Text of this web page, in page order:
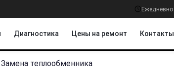
Диагностика Цены на ремонт Контакты
Замена теплообменника